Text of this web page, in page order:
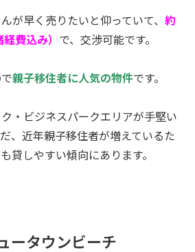
が早く売りたいと仰っていて、約
費込み） で、交渉可能です。
親子移住者に人気の物件です。
・ビジネスパークエリアが手堅い
、近年親子移住者が増えているた
貸しやすい傾向にあります。
ータウンビーチ